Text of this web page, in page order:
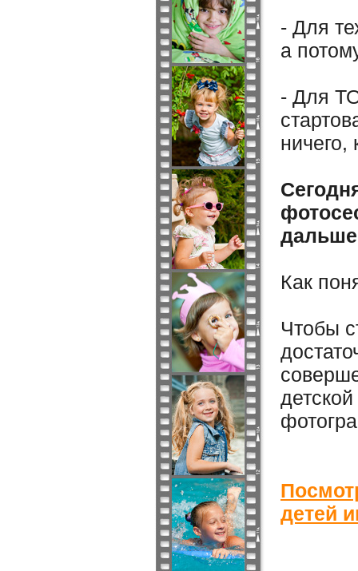
- Для
а
- Для
Как
Чтобы
детей